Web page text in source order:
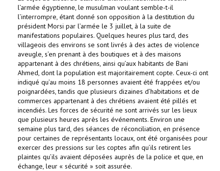
l’armée égyptienne, le musulman voulant semble-t-il
l’interrompre, étant donné son opposition à la destitution du
président Morsi par l’armée le 3 juillet, à la suite de
manifestations populaires. Quelques heures plus tard, des
villageois des environs se sont livrés à des actes de violence
aveugle, s’en prenant à des boutiques et à des maisons
appartenant à des chrétiens, ainsi qu’aux habitants de Bani
Ahmed, dont la population est majoritairement copte. Ceux-ci ont
indiqué qu’au moins 18 personnes avaient été frappées et/ou
poignardées, tandis que plusieurs dizaines d’habitations et de
commerces appartenant à des chrétiens avaient été pillés et
incendiés. Les forces de sécurité ne sont arrivés sur les lieux
que plusieurs heures après les événements. Environ une
semaine plus tard, des séances de réconciliation, en présence
pour certaines de représentants locaux, ont été organisées pour
exercer des pressions sur les coptes afin qu’ils retirent les
plaintes qu’ils avaient déposées auprès de la police et que, en
échange, leur « sécurité » soit assurée.